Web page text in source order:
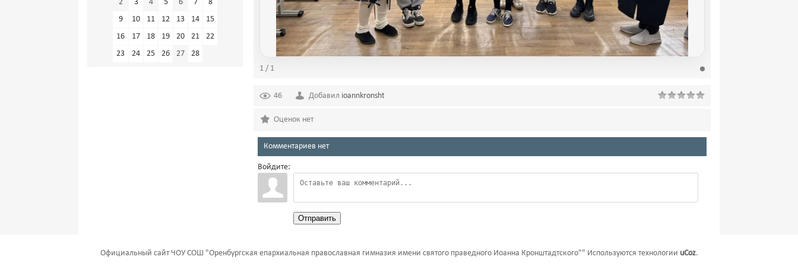
2 3 4 5 6 7
8
9
10 11 12 13 14
15
16
17 18 19 20 21
22
23
24 25 26 27
28
1 / 1
46 Добавил ioannkronsht
Оценок нет
Комментариев нет
Войдите:
Отправить
Официальный сайт ЧОУ СОШ "Оренбургская епархиальная православная гимназия имени святого праведного Иоанна Кронштадтского"" Используются технологии uCoz.